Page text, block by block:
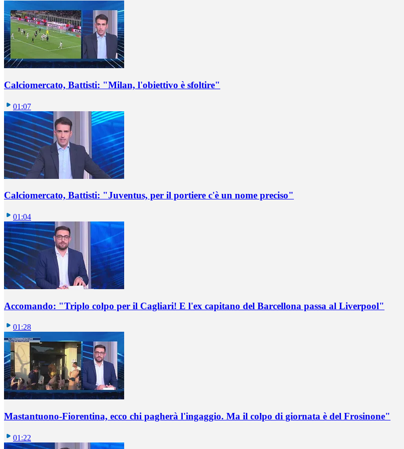
Calciomercato, Battisti: "Milan, l'obiettivo è sfoltire"
01:07
Calciomercato, Battisti: "Juventus, per il portiere c'è un nome preciso"
01:04
Accomando: "Triplo colpo per il Cagliari! E l'ex capitano del Barcellona passa al Liverpool"
01:28
Mastantuono-Fiorentina, ecco chi pagherà l'ingaggio. Ma il colpo di giornata è del Frosinone"
01:22